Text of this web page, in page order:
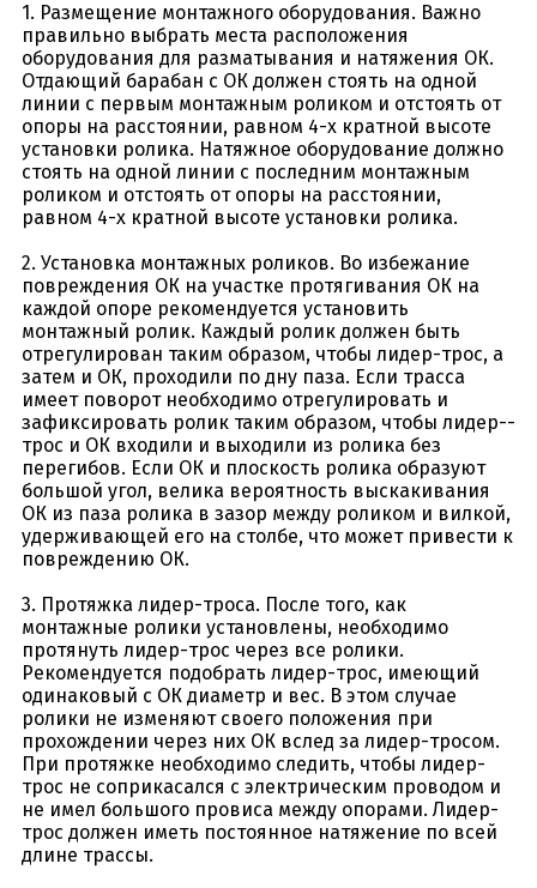
1. Размещение монтажного оборудования. Важно
правильно выбрать места расположения
оборудования для разматывания и натяжения ОК.
Отдающий барабан с ОК должен стоять на одной
линии с первым монтажным роликом и отстоять от
опоры на расстоянии, равном 4-х кратной высоте
установки ролика. Натяжное оборудование должно
стоять на одной линии с последним монтажным
роликом и отстоять от опоры на расстоянии,
равном 4-х кратной высоте установки ролика.
2. Установка монтажных роликов. Во избежание
повреждения ОК на участке протягивания ОК на
каждой опоре рекомендуется установить
монтажный ролик. Каждый ролик должен быть
отрегулирован таким образом, чтобы лидер-трос, а
затем и ОК, проходили по дну паза. Если трасса
имеет поворот необходимо отрегулировать и
зафиксировать ролик таким образом, чтобы лидер--
трос и ОК входили и выходили из ролика без
перегибов. Если ОК и плоскость ролика образуют
большой угол, велика вероятность выскакивания
ОК из паза ролика в зазор между роликом и вилкой,
удерживающей его на столбе, что может привести к
повреждению ОК.
3. Протяжка лидер-троса. После того, как
монтажные ролики установлены, необходимо
протянуть лидер-трос через все ролики.
Рекомендуется подобрать лидер-трос, имеющий
одинаковый с ОК диаметр и вес. В этом случае
ролики не изменяют своего положения при
прохождении через них ОК вслед за лидер-тросом.
При протяжке необходимо следить, чтобы лидер-
трос не соприкасался с электрическим проводом и
не имел большого провиса между опорами. Лидер-
трос должен иметь постоянное натяжение по всей
длине трассы.